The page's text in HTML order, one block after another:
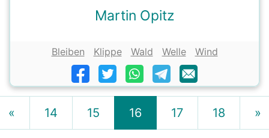
Martin Opitz
Bleiben Klippe Wald Welle Wind
« 14 15 16 17 18 »